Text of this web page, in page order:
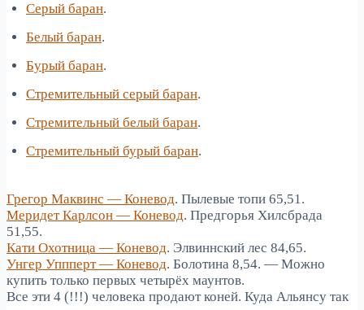
Серый баран.
Белый баран.
Бурый баран.
Стремительный серый баран.
Стремительный белый баран.
Стремительный бурый баран.
Грегор Маквинс — Коневод. Пылевые топи 65,51.
Меридет Карлсон — Коневод. Предгорья Хилсбрада
51,55.
Кати Охотница — Коневод. Элвиннский лес 84,65.
Унгер Уппперт — Коневод. Болотина 8,54. — Можно
купить только первых четырёх маунтов.
Все эти 4 (!!!) человека продают коней. Куда Альянсу так